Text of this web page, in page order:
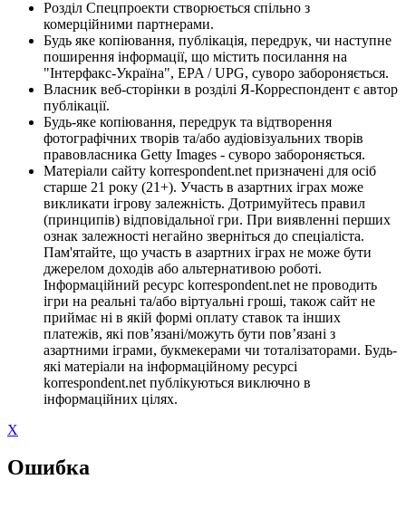
Розділ Спецпроекти створюється спільно з
комерційними партнерами.
Будь яке копіювання, публікація, передрук, чи наступне
поширення інформації, що містить посилання на
"Інтерфакс-Україна", EPA / UPG, суворо забороняється.
Власник веб-сторінки в розділі Я-Корреспондент є автор
публікації.
Будь-яке копіювання, передрук та відтворення
фотографічних творів та/або аудіовізуальних творів
правовласника Getty Images - суворо забороняється.
Матеріали сайту korrespondent.net призначені для осіб
старше 21 року (21+). Участь в азартних іграх може
викликати ігрову залежність. Дотримуйтесь правил
(принципів) відповідальної гри. При виявленні перших
ознак залежності негайно зверніться до спеціаліста.
Пам'ятайте, що участь в азартних іграх не може бути
джерелом доходів або альтернативою роботі.
Інформаційний ресурс korrespondent.net не проводить
ігри на реальні та/або віртуальні гроші, також сайт не
приймає ні в якій формі оплату ставок та інших
платежів, які пов’язані/можуть бути пов’язані з
азартними іграми, букмекерами чи тоталізаторами. Будь-
які матеріали на інформаційному ресурсі
korrespondent.net публікуються виключно в
інформаційних цілях.
X
Ошибка